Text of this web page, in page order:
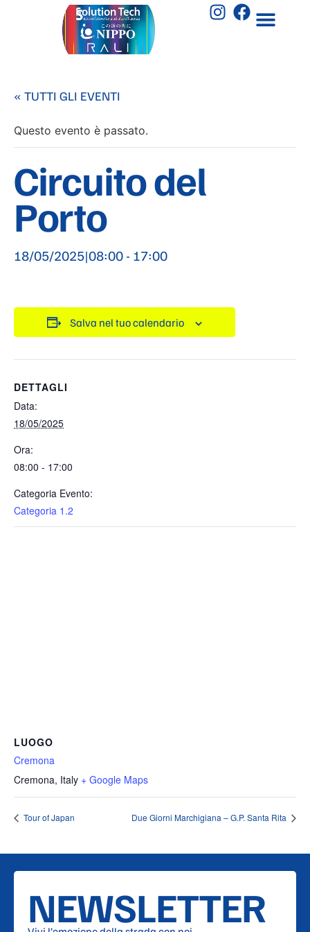
« TUTTI GLI EVENTI
Questo evento è passato.
Circuito del
Porto
18/05/2025|08:00- 17:00
Salva nel tuo calendario
DETTAGLI
Data:
18/05/2025
Ora:
08:00 - 17:00
Categoria Evento:
Categoria 1.2
LUOGO
Cremona
Cremona, Italy + Google Maps
Tour of Japan Due Giorni Marchigiana – G.P. Santa Rita
NEWSLETTER